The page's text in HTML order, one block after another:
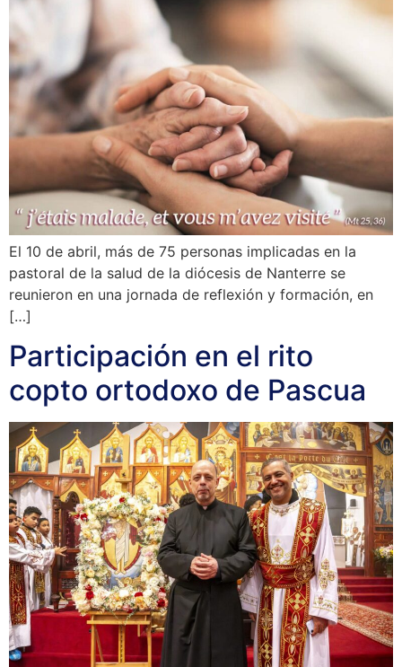
El 10 de abril, más de 75 personas implicadas en la
pastoral de la salud de la diócesis de Nanterre se
reunieron en una jornada de reflexión y formación, en
[…]
Participación en el rito
copto ortodoxo de Pascua